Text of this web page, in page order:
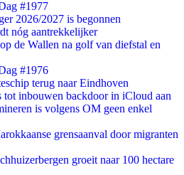
#1977
2026/2027 is begonnen
nóg aantrekkelijker
de Wallen na golf van diefstal en
#1976
terug naar Eindhoven
tot inbouwen backdoor in iCloud aan
is volgens OM geen enkel
grensaanval door migranten
groeit naar 100 hectare